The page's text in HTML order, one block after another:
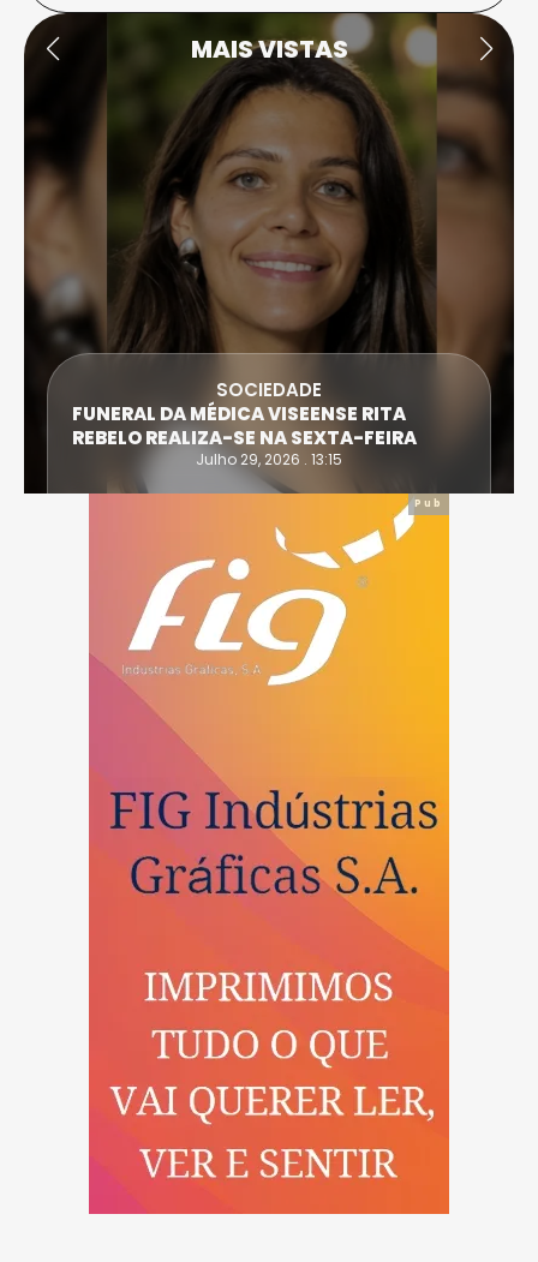
MAIS VISTAS
SOCIEDADE
FUNERAL DA MÉDICA VISEENSE RITA
REBELO REALIZA-SE NA SEXTA-FEIRA
Julho 29, 2026 . 13:15
Pub